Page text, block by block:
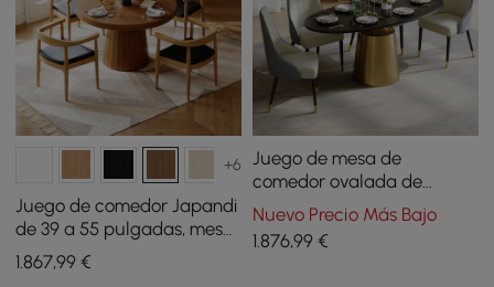
+6
Juego de comedor Japandi
de 39 a 55 pulgadas, mesa
de comedor extensible con
4 sillas
1.867,99 €
Juego de mesa de
comedor ovalada de
piedra sinterizada de 1600
mm con 4 sillas
Nuevo Precio Más Bajo
1.876,99€